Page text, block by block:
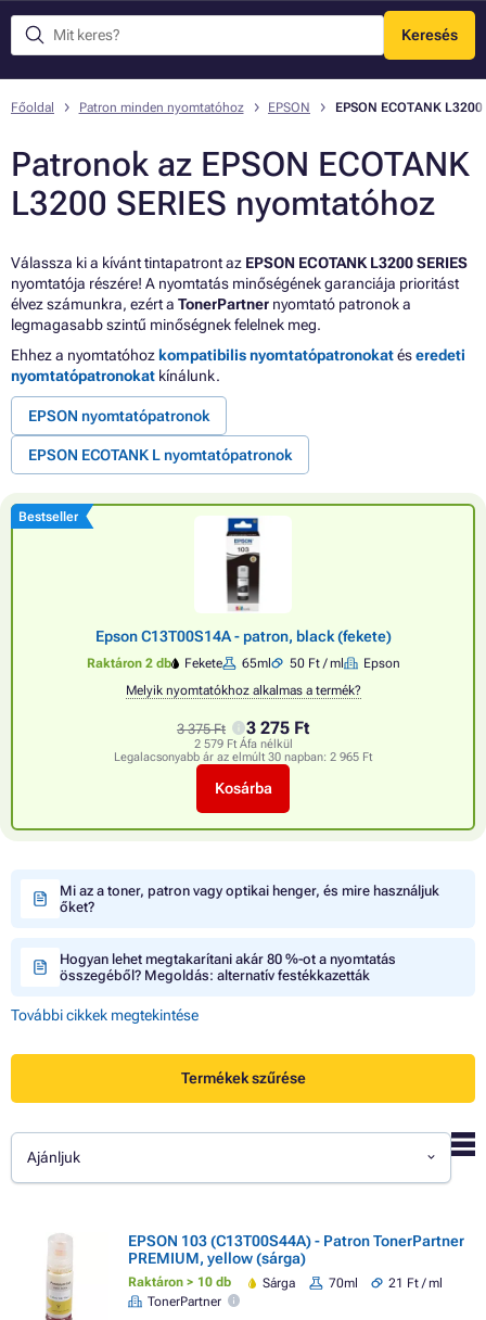
Keresés
Menü
Főoldal Patron minden nyomtatóhoz EPSON EPSON ECOTANK L3200
Patronok az EPSON ECOTANK
L3200 SERIES nyomtatóhoz
Válassza ki a kívánt tintapatront az EPSON ECOTANK L3200 SERIES
nyomtatója részére! A nyomtatás minőségének garanciája prioritást
élvez számunkra, ezért a TonerPartner nyomtató patronok a
legmagasabb szintű minőségnek felelnek meg.
Ehhez a nyomtatóhoz kompatibilis nyomtatópatronokatéseredeti
nyomtatópatronokat kínálunk.
EPSON nyomtatópatronok
EPSON ECOTANK L nyomtatópatronok
Bestseller
Epson C13T00S14A - patron, black (fekete)
Raktáron 2 db Fekete 65ml 50 Ft / ml
Epson
Melyik nyomtatókhoz alkalmas a termék?
3 375 Ft 3 275 Ft
2 579 Ft Áfa nélkül
Legalacsonyabb ár az elmúlt 30 napban: 2 965 Ft
Kosárba
Mi az a toner, patron vagy optikai henger, és mire használjuk
őket?
Hogyan lehet megtakarítani akár 80 %-ot a nyomtatás
összegéből? Megoldás: alternatív festékkazetták
További cikkek megtekintése
Termékek szűrése
Ajánljuk
EPSON 103 (C13T00S44A) - Patron TonerPartner
PREMIUM, yellow (sárga)
Raktáron > 10 db Sárga 70ml
21 Ft / ml
TonerPartner